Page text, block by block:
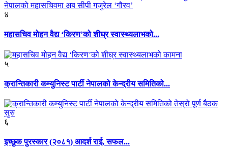
४
महासचिव मोहन वैद्य ‘किरण’को शीघ्र स्वास्थ्यलाभको...
५
क्रान्तिकारी कम्युनिस्ट पार्टी नेपालको केन्द्रीय समितिको...
६
इच्छुक पुरस्कार (२०८१) आदर्श राई, सफल...